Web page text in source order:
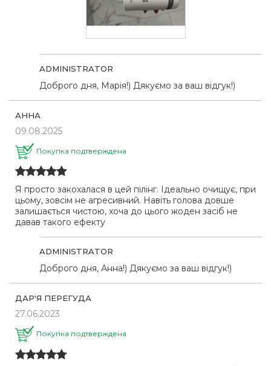
ADMINISTRATOR
Доброго дня, Марія!) Дякуємо за ваш відгук!)
АННА
09.08.2025
Покупка подтверждена
Я просто закохалася в цей пілінг. Ідеально очищує, при
цьому, зовсім не агресивний. Навіть голова довше
залишається чистою, хоча до цього жоден засіб не
давав такого ефекту
ADMINISTRATOR
Доброго дня, Анна!) Дякуємо за ваш відгук!)
ДАР'Я ПЕРЕГУДА
27.06.2023
Покупка подтверждена